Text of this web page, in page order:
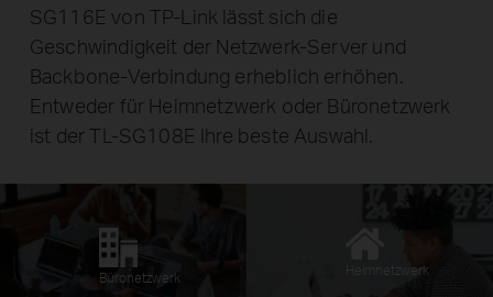
SG116E von TP-Link lässt sich die
Geschwindigkeit der Netzwerk-Server und
Backbone-Verbindung erheblich erhöhen.
Entweder für Heimnetzwerk oder Büronetzwerk
ist der TL-SG108E Ihre beste Auswahl.
Büronetzwerk Heimnetzwerk